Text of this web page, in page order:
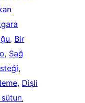
, Bir
, Sağ
, Dişli